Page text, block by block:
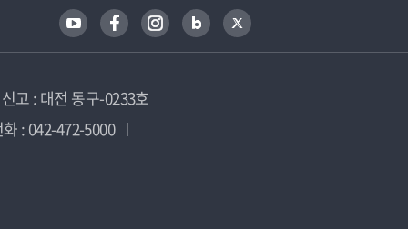
고 : 대전 동구-0233호
: 042-472-5000